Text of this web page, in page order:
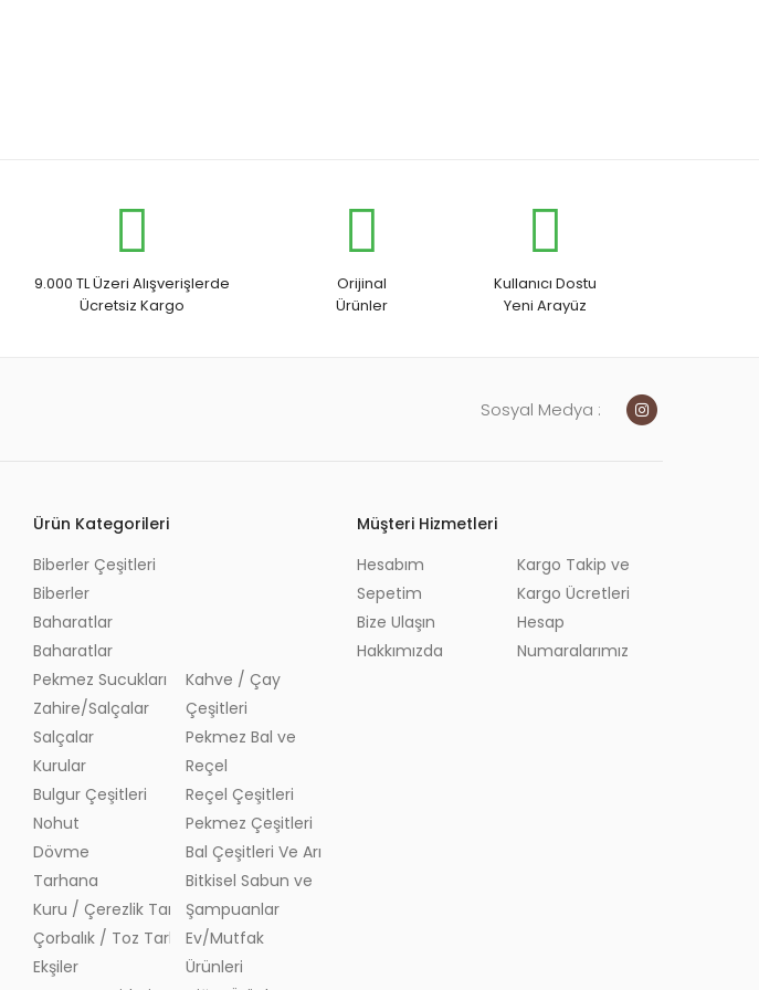
9.000 TL Üzeri Alışverişlerde
Ücretsiz Kargo
Orijinal
Ürünler
Kullanıcı Dostu
Yeni Arayüz
Sosyal Medya :
Ürün Kategorileri
Biberler Çeşitleri
Biberler
Baharatlar
Baharatlar
Pekmez Sucukları
Zahire/Salçalar
Salçalar
Kurular
Bulgur Çeşitleri
Nohut
Dövme
Tarhana
Kuru / Çerezlik Tarhana
Çorbalık / Toz Tarhana
Ekşiler
Kahve / Çay
Çeşitleri
Pekmez Bal ve
Reçel
Reçel Çeşitleri
Pekmez Çeşitleri
Bal Çeşitleri Ve Arı Ürünleri
Bitkisel Sabun ve
Şampuanlar
Ev/Mutfak
Ürünleri
Müşteri Hizmetleri
Hesabım
Sepetim
Bize Ulaşın
Hakkımızda
Kargo Takip ve
Kargo Ücretleri
Hesap
Numaralarımız